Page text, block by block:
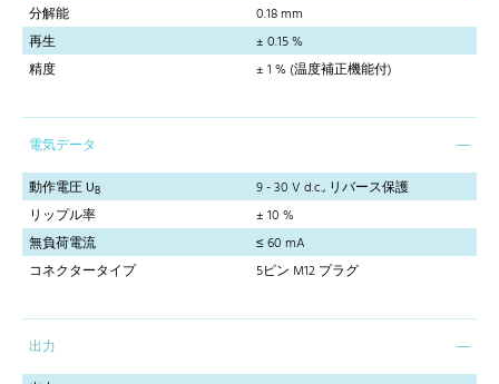
分解能
0.18 mm
再生
± 0.15 %
精度
± 1 % (温度補正機能付)
電気データ
動作電圧 UB
9 - 30 V d.c., リバース保護
リップル率
± 10 %
無負荷電流
≤ 60 mA
コネクタータイプ
5ピン M12 プラグ
出力